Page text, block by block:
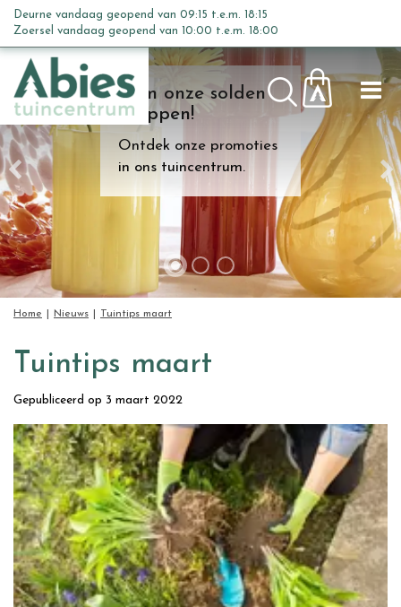
n
c
o
n
t
e
n
t
Kom onze solden
shoppen!
Ontdek onze promoties
in ons tuincentrum.
Home Nieuws Tuintips maart
Deurne vandaag geopend van 09:15 t.e.m. 18:15
Zoersel vandaag geopend van 10:00 t.e.m. 18:00
Tuintips maart
Gepubliceerd op 3 maart 2022